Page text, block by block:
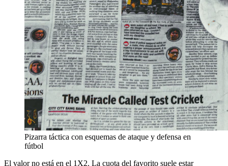
Pizarra táctica con esquemas de ataque y defensa en
fútbol
El valor no está en el 1X2. La cuota del favorito suele estar